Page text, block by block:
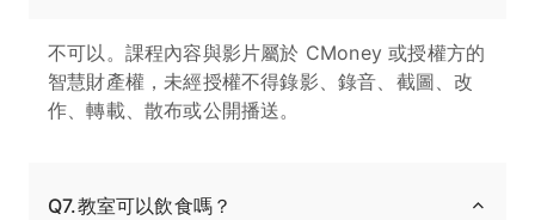
不可以。課程內容與影片屬於 CMoney 或授權方的
智慧財產權，未經授權不得錄影、錄音、截圖、改
作、轉載、散布或公開播送。
Q7.教室可以飲食嗎？